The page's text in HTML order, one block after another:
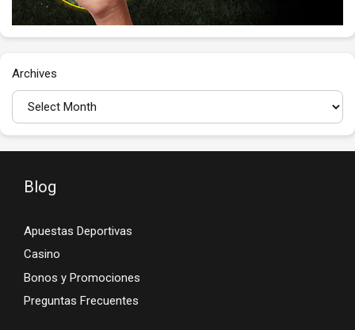
Archives
Blog
Apuestas Deportivas
Casino
Bonos y Promociones
Preguntas Frecuentes